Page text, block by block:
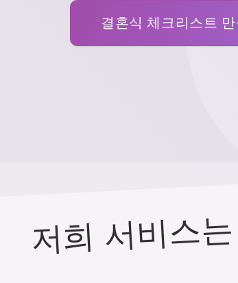
결혼식 체크리스트 만